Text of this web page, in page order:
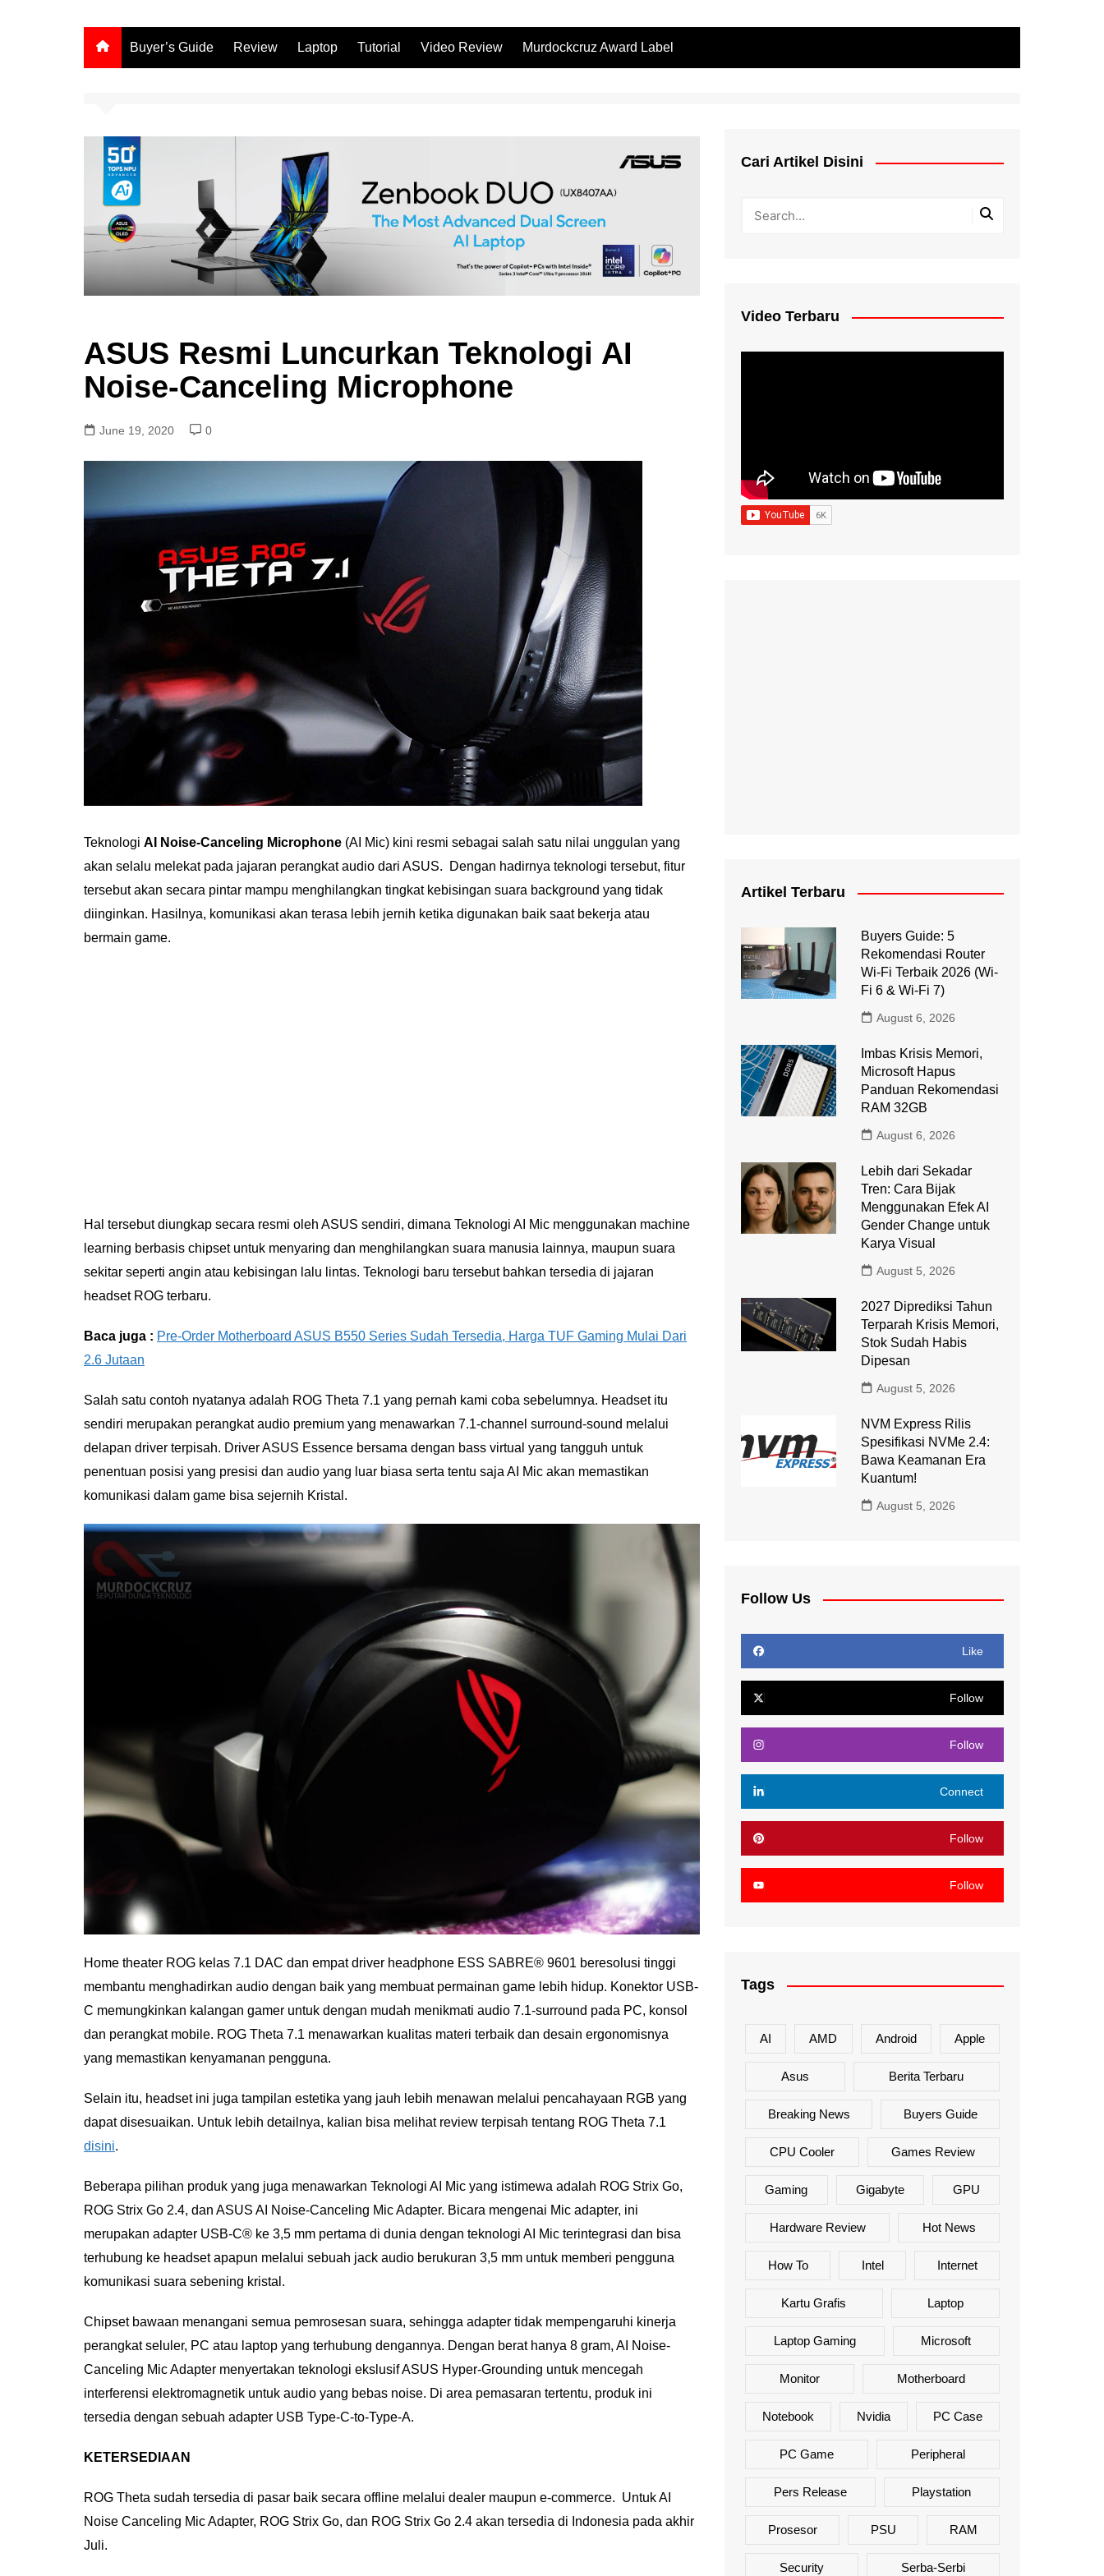
Buyer’s Guide Review Laptop Tutorial Video Review Murdockcruz Award Label
ASUS Resmi Luncurkan Teknologi AI
Noise-Canceling Microphone
June 19, 2020 0
Teknologi AI Noise-Canceling Microphone (AI Mic) kini resmi sebagai salah satu nilai unggulan yang
akan selalu melekat pada jajaran perangkat audio dari ASUS. Dengan hadirnya teknologi tersebut, fitur
tersebut akan secara pintar mampu menghilangkan tingkat kebisingan suara background yang tidak
diinginkan. Hasilnya, komunikasi akan terasa lebih jernih ketika digunakan baik saat bekerja atau
bermain game.
Hal tersebut diungkap secara resmi oleh ASUS sendiri, dimana Teknologi AI Mic menggunakan machine
learning berbasis chipset untuk menyaring dan menghilangkan suara manusia lainnya, maupun suara
sekitar seperti angin atau kebisingan lalu lintas. Teknologi baru tersebut bahkan tersedia di jajaran
headset ROG terbaru.
Baca juga : Pre-Order Motherboard ASUS B550 Series Sudah Tersedia, Harga TUF Gaming Mulai Dari
2.6 Jutaan
Salah satu contoh nyatanya adalah ROG Theta 7.1 yang pernah kami coba sebelumnya. Headset itu
sendiri merupakan perangkat audio premium yang menawarkan 7.1‑channel surround-sound melalui
delapan driver terpisah. Driver ASUS Essence bersama dengan bass virtual yang tangguh untuk
penentuan posisi yang presisi dan audio yang luar biasa serta tentu saja AI Mic akan memastikan
komunikasi dalam game bisa sejernih Kristal.
Home theater ROG kelas 7.1 DAC dan empat driver headphone ESS SABRE® 9601 beresolusi tinggi
membantu menghadirkan audio dengan baik yang membuat permainan game lebih hidup. Konektor USB-
C memungkinkan kalangan gamer untuk dengan mudah menikmati audio 7.1-surround pada PC, konsol
dan perangkat mobile. ROG Theta 7.1 menawarkan kualitas materi terbaik dan desain ergonomisnya
yang memastikan kenyamanan pengguna.
Selain itu, headset ini juga tampilan estetika yang jauh lebih menawan melalui pencahayaan RGB yang
dapat disesuaikan. Untuk lebih detailnya, kalian bisa melihat review terpisah tentang ROG Theta 7.1
disini.
Beberapa pilihan produk yang juga menawarkan Teknologi AI Mic yang istimewa adalah ROG Strix Go,
ROG Strix Go 2.4, dan ASUS AI Noise-Canceling Mic Adapter. Bicara mengenai Mic adapter, ini
merupakan adapter USB-C® ke 3,5 mm pertama di dunia dengan teknologi AI Mic terintegrasi dan bisa
terhubung ke headset apapun melalui sebuah jack audio berukuran 3,5 mm untuk memberi pengguna
komunikasi suara sebening kristal.
Chipset bawaan menangani semua pemrosesan suara, sehingga adapter tidak mempengaruhi kinerja
perangkat seluler, PC atau laptop yang terhubung dengannya. Dengan berat hanya 8 gram, AI Noise-
Canceling Mic Adapter menyertakan teknologi ekslusif ASUS Hyper-Grounding untuk mencegah
interferensi elektromagnetik untuk audio yang bebas noise. Di area pemasaran tertentu, produk ini
tersedia dengan sebuah adapter USB Type-C-to-Type‑A.
KETERSEDIAAN
ROG Theta sudah tersedia di pasar baik secara offline melalui dealer maupun e-commerce. Untuk AI
Noise Canceling Mic Adapter, ROG Strix Go, dan ROG Strix Go 2.4 akan tersedia di Indonesia pada akhir
Juli.
Cari Artikel Disini
Video Terbaru
Artikel Terbaru
Buyers Guide: 5
Rekomendasi Router
Wi-Fi Terbaik 2026 (Wi-
Fi 6 & Wi-Fi 7)
August 6, 2026
Imbas Krisis Memori,
Microsoft Hapus
Panduan Rekomendasi
RAM 32GB
August 6, 2026
Lebih dari Sekadar
Tren: Cara Bijak
Menggunakan Efek AI
Gender Change untuk
Karya Visual
August 5, 2026
2027 Diprediksi Tahun
Terparah Krisis Memori,
Stok Sudah Habis
Dipesan
August 5, 2026
NVM Express Rilis
Spesifikasi NVMe 2.4:
Bawa Keamanan Era
Kuantum!
August 5, 2026
Follow Us
Like
Follow
Follow
Connect
Follow
Follow
Tags
AI AMD Android Apple
Asus Berita Terbaru
Breaking News Buyers Guide
CPU Cooler Games Review
Gaming Gigabyte GPU
Hardware Review Hot News
How To Intel Internet
Kartu Grafis Laptop
Laptop Gaming Microsoft
Monitor Motherboard
Notebook Nvidia PC Case
PC Game Peripheral
Pers Release Playstation
Prosesor PSU RAM
Security Serba-Serbi